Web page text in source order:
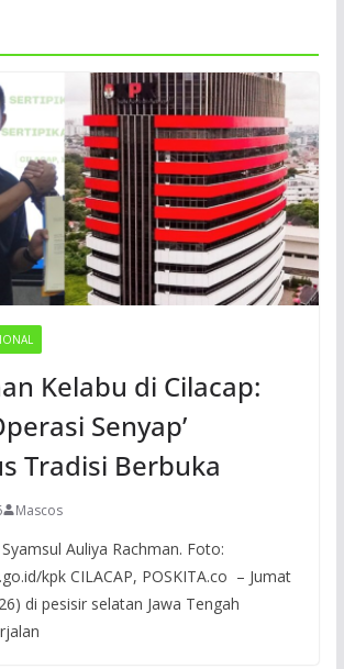
Kelabu di Cilacap:
Senyap’
Tradisi Berbuka
Mascos
Auliya Rachman. Foto:
kpk CILACAP, POSKITA.co – Jumat
di pesisir selatan Jawa Tengah